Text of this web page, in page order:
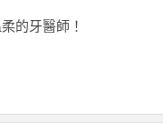
的牙醫師！